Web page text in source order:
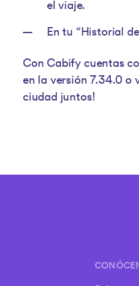
el viaje.
En tu “Historial
Con Cabify cuentas
en la versión 7.34.0 o
ciudad juntos!